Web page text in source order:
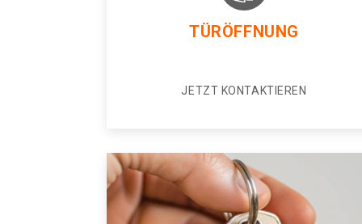
TÜRÖFFNUNG
JETZT KONTAKTIEREN